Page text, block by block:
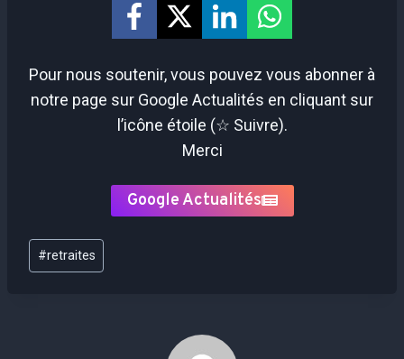
Pour nous soutenir, vous pouvez vous abonner à
notre page sur Google Actualités en cliquant sur
l’icône étoile (☆ Suivre).
Merci
Google Actualités
Étiquettes
de
#retraites